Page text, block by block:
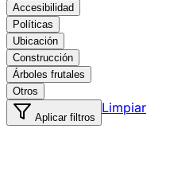
Accesibilidad
Políticas
Ubicación
Construcción
Árboles frutales
Otros
Aplicar filtros
Limpiar